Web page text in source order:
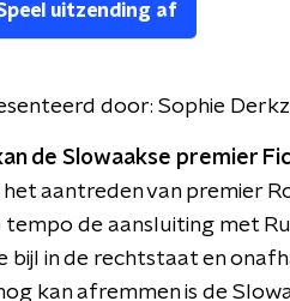
uitzending af
door: Sophie
de Slowaakse premier
het aantreden van premier
tempo de aansluiting met
bijl in de rechtstaat en
kan afremmen is de